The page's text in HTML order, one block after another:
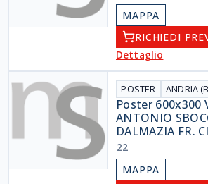
MAPPA
RICHIEDI
Dettaglio
POSTER ANDRIA
Poster 600x300
ANTONIO
DALMAZIA FR.
22
MAPPA